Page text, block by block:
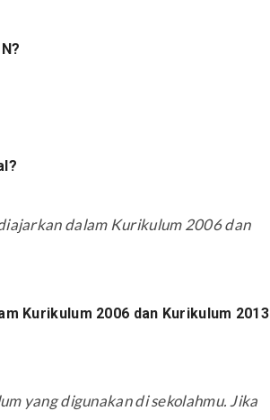
dalam Kurikulum 2006 dan
Kurikulum 2006 dan Kurikulum 2013
yang digunakan di sekolahmu. Jika